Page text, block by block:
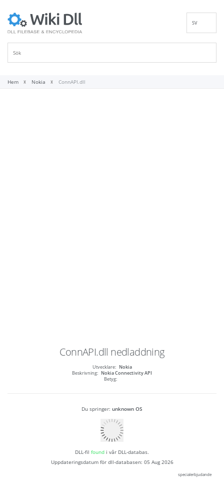
SV
Hem Nokia ConnAPI.dll
ConnAPI.dll nedladdning
Utvecklare: Nokia
Beskrivning: Nokia Connectivity API
Betyg:
Du springer: unknown OS
DLL-fil found i vår DLL-databas.
Uppdateringsdatum för dll-databasen: 05 Aug 2026
specialerbjudande